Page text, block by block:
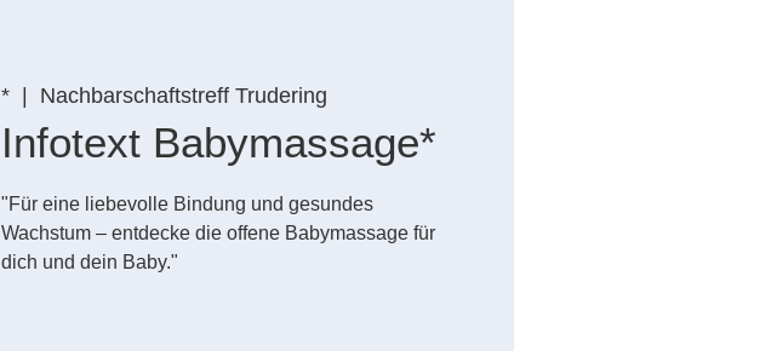
*
  |
Nachbarschaftstreff Trudering
Infotext Babymassage*
"Für eine liebevolle Bindung und gesundes
Wachstum – entdecke die offene Babymassage für
dich und dein Baby."